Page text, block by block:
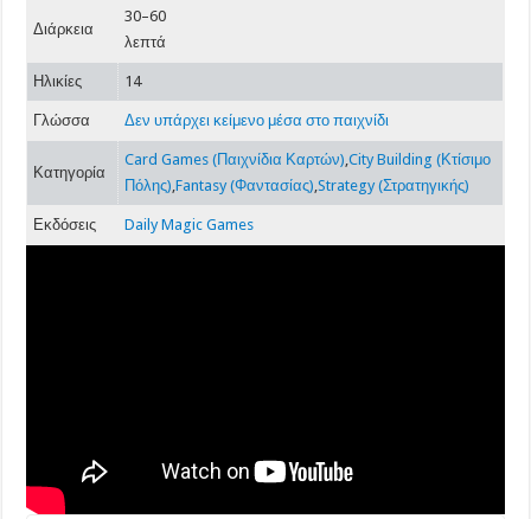
Διάρκεια
30–60
λεπτά
Ηλικίες 14
Γλώσσα Δεν υπάρχει κείμενο μέσα στο παιχνίδι
Κατηγορία
Card Games (Παιχνίδια Καρτών) ,City Building (Κτίσιμο
Πόλης) ,Fantasy (Φαντασίας) ,Strategy (Στρατηγικής)
Εκδόσεις Daily Magic Games